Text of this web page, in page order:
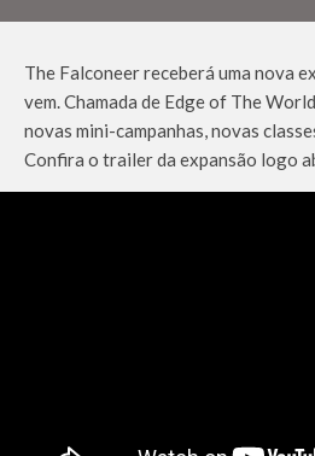
The Falconeer receberá uma nova
vem. Chamada de Edge of The
novas mini-campanhas, novas
Confira o trailer da expansão logo